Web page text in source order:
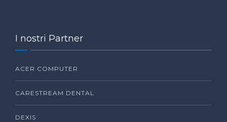
I nostri Partner
ACER COMPUTER
CARESTREAM DENTAL
DEXIS